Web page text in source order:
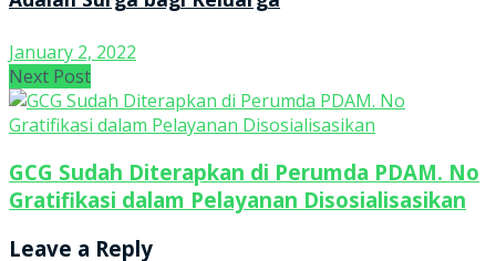
January 2, 2022
Next Post
GCG Sudah Diterapkan di Perumda PDAM. No
Gratifikasi dalam Pelayanan Disosialisasikan
Leave a Reply